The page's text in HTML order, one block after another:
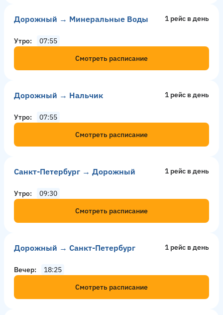
Дорожный → Минеральные Воды 1 рейс в день
Утро
07:55
Смотреть расписание
Дорожный → Нальчик 1 рейс в день
Утро
07:55
Смотреть расписание
Санкт-Петербург → Дорожный 1 рейс в день
Утро
09:30
Смотреть расписание
Дорожный → Санкт-Петербург 1 рейс в день
Вечер
18:25
Смотреть расписание